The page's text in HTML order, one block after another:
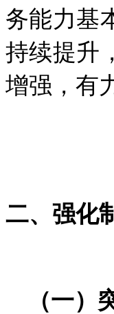
务能力基
持续提升
增强， 有
二、强化
（一）